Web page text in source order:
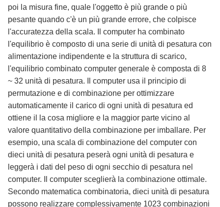
poi la misura fine, quale l'oggetto è più grande o più
pesante quando c'è un più grande errore, che colpisce
l'accuratezza della scala. Il computer ha combinato
l'equilibrio è composto di una serie di unità di pesatura con
alimentazione indipendente e la struttura di scarico,
l'equilibrio combinato computer generale è composta di 8
~ 32 unità di pesatura. Il computer usa il principio di
permutazione e di combinazione per ottimizzare
automaticamente il carico di ogni unità di pesatura ed
ottiene il la cosa migliore e la maggior parte vicino al
valore quantitativo della combinazione per imballare. Per
esempio, una scala di combinazione del computer con
dieci unità di pesatura peserà ogni unità di pesatura e
leggerà i dati del peso di ogni secchio di pesatura nel
computer. Il computer sceglierà la combinazione ottimale.
Secondo matematica combinatoria, dieci unità di pesatura
possono realizzare complessivamente 1023 combinazioni